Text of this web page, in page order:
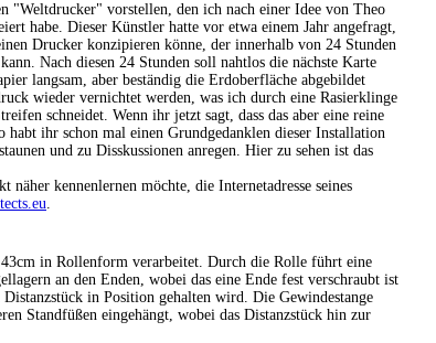
"Weltdrucker" vorstellen, den ich nach einer Idee von Theo
habe. Dieser Künstler hatte vor etwa einem Jahr angefragt,
Drucker konzipieren könne, der innerhalb von 24 Stunden
Nach diesen 24 Stunden soll nahtlos die nächste Karte
langsam, aber beständig die Erdoberfläche abgebildet
wieder vernichtet werden, was ich durch eine Rasierklinge
schneidet. Wenn ihr jetzt sagt, dass das aber eine reine
habt ihr schon mal einen Grundgedanklen dieser Installation
und zu Disskussionen anregen. Hier zu sehen ist das
näher kennenlernen möchte, die Internetadresse seines
.
in Rollenform verarbeitet. Durch die Rolle führt eine
an den Enden, wobei das eine Ende fest verschraubt ist
in Position gehalten wird. Die Gewindestange
Standfüßen eingehängt, wobei das Distanzstück hin zur